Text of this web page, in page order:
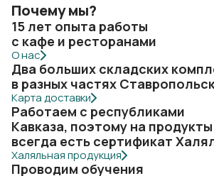
Почему мы?
15 лет опыта работы
с кафе и ресторанами
О нас
Два больших складских
в разных частях
Карта доставки
Работаем с республиками
Кавказа, поэтому на продукты
всегда есть сертификат
Халяльная продукция
Проводим обучения